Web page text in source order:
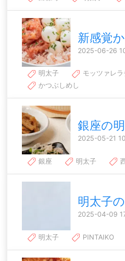
新感覚
2025-06-26
明太子
モッツァレ
かつぶしめし
銀座の
2025-05-21
銀座 明太子
明太子
2025-04-09
明太子 PINTAIKO